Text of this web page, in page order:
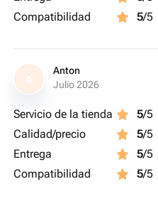
Compatibilidad
5/5
A
Anton
Julio 2026
Servicio de la tienda 5/5
Calidad/precio
5/5
Entrega
5/5
Compatibilidad
5/5